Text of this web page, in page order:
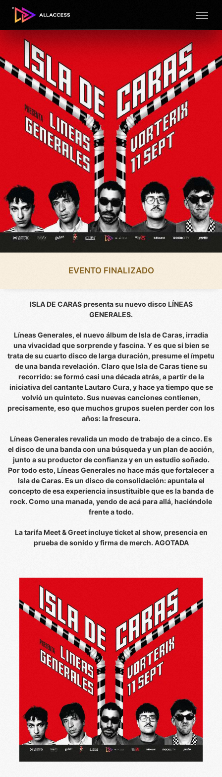
EVENTO FINALIZADO
ISLA DE CARAS presenta su nuevo disco LÍNEAS
GENERALES.
Líneas Generales, el nuevo álbum de Isla de Caras, irradia
una vivacidad que sorprende y fascina. Y es que si bien se
trata de su cuarto disco de larga duración, presume el ímpetu
de una banda revelación. Claro que Isla de Caras tiene su
recorrido: se formó casi una década atrás, a partir de la
iniciativa del cantante Lautaro Cura, y hace ya tiempo que se
volvió un quinteto. Sus nuevas canciones contienen,
precisamente, eso que muchos grupos suelen perder con los
años: la frescura.
Líneas Generales revalida un modo de trabajo de a cinco. Es
el disco de una banda con una búsqueda y un plan de acción,
junto a su productor de confianza y en un estudio soñado.
Por todo esto, Líneas Generales no hace más que fortalecer a
Isla de Caras. Es un disco de consolidación: apuntala el
concepto de esa experiencia insustituible que es la banda de
rock. Como una manada, yendo de acá para allá, haciéndole
frente a todo.
La tarifa Meet & Greet incluye ticket al show, presencia en
prueba de sonido y firma de merch. AGOTADA